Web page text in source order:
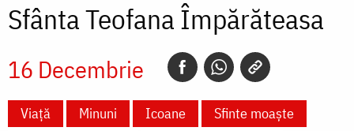
Sfânta Teofana Împărăteasa
16 Decembrie
Viață Minuni Icoane
Sfinte moaște